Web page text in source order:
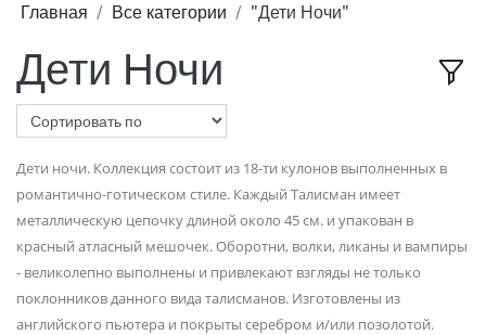
Главная Все категории "Дети Ночи"
Дети Ночи
Дети ночи. Коллекция состоит из 18-ти кулонов выполненных в
романтично-готическом стиле. Каждый Талисман имеет
металлическую цепочку длиной около 45 см. и упакован в
красный атласный мешочек. Оборотни, волки, ликаны и вампиры
- великолепно выполнены и привлекают взгляды не только
поклонников данного вида талисманов. Изготовлены из
английского пьютера и покрыты серебром и/или позолотой.